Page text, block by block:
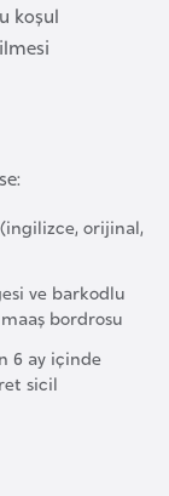
koşul
orijinal,
ve barkodlu
bordrosu
6 ay içinde
sicil